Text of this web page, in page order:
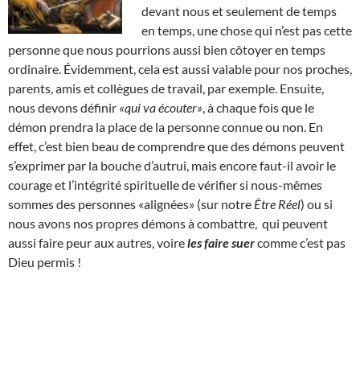
devant nous et seulement de temps
en temps, une chose qui n’est pas cette
personne que nous pourrions aussi bien côtoyer en temps
ordinaire. Évidemment, cela est aussi valable pour nos proches,
parents, amis et collègues de travail, par exemple. Ensuite,
nous devons définir «qui va écouter» , à chaque fois que le
démon prendra la place de la personne connue ou non. En
effet, c’est bien beau de comprendre que des démons peuvent
s’exprimer par la bouche d’autrui, mais encore faut-il avoir le
courage et l’intégrité spirituelle de vérifier si nous-mêmes
sommes des personnes «alignées» (sur notre Être Réel) ou si
nous avons nos propres démons à combattre, qui peuvent
aussi faire peur aux autres, voireles faire suercomme c’est pas
Dieu permis !